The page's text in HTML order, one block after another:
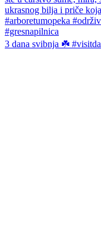
3 dana svibnja ☘️